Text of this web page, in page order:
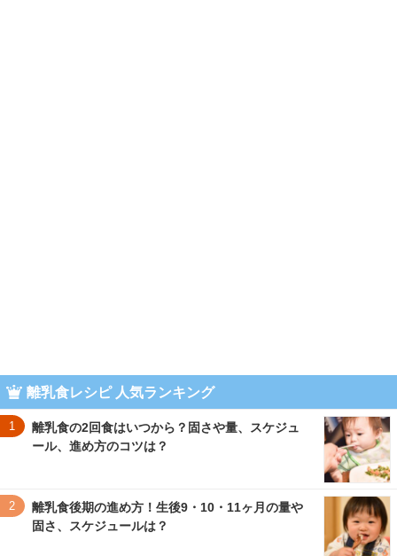
離乳食レシピ 人気ランキング
1
離乳食の2回食はいつから？固さや量、スケジュ
ール、進め方のコツは？
2
離乳食後期の進め方！生後9・10・11ヶ月の量や
固さ、スケジュールは？